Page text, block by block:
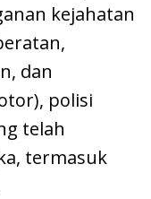
kejahatan
dan
polisi
telah
termasuk